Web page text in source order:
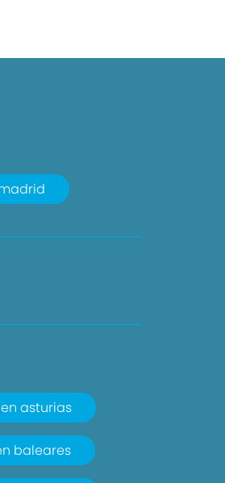
asturias
baleares